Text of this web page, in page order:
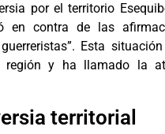
por el territorio
en contra de las
Esta
y ha llamado la
territorial